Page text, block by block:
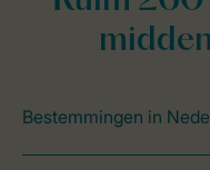
Bestemmingen in